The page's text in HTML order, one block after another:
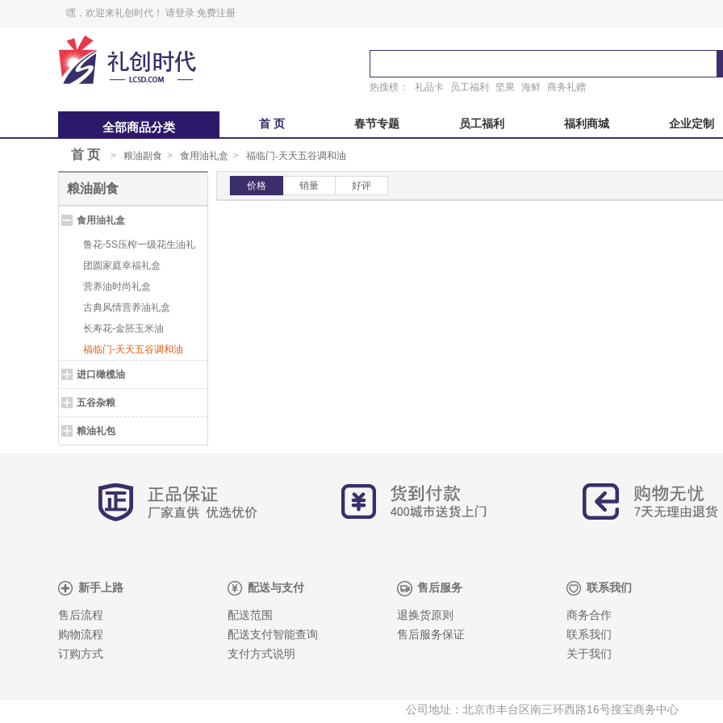
嘿，欢迎来礼创时代！ 请登录 免费注册
热搜榜： 礼品卡 员工福利 坚果 海鲜 商务礼赠
全部商品分类 首 页 春节专题 员工福利 福利商城 企业定制
中秋福卡
锋味 粽子礼盒
首 页 > 粮油副食 > 食用油礼盒 > 福临门-天天五谷调和油
价格 销量 好评
粮油副食
食用油礼盒
鲁花-5S压榨一级花生油礼
盒
团圆家庭幸福礼盒
营养油时尚礼盒
古典风情营养油礼盒
长寿花-金胚玉米油
福临门-天天五谷调和油
进口橄榄油
五谷杂粮
粮油礼包
新手上路
售后流程
购物流程
订购方式
配送与支付
配送范围
配送支付智能查询
支付方式说明
售后服务
退换货原则
售后服务保证
联系我们
商务合作
联系我们
关于我们
公司地址：北京市丰台区南三环西路16号搜宝商务中心